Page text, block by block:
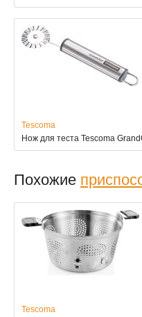
Tescoma
Нож для теста Tescoma
Похожие
Tescoma